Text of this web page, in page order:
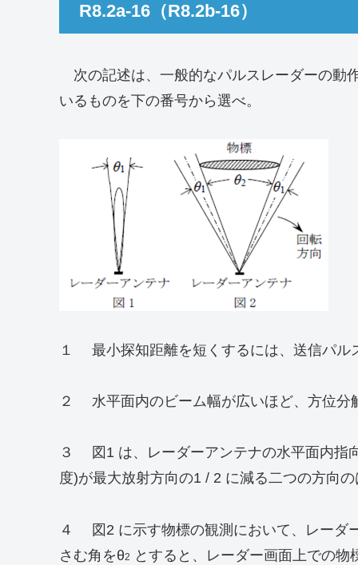
R8.2a-16（R8.2b-16）
次の記述は、一般的なパルスレーダーの動
いるものを下の番号から選べ。
１ 最小探知距離を短くするには、送信パル
２ 水平面内のビーム幅が広いほど、方位分
３ 図1 は、レーダーアンテナの水平面内指
度)が最大放射方向の1 / 2 に減る二つの方向
４ 図2 に示す物標の観測において、レーダ
さむ角をθ2 とすると、レーダー画面上での物